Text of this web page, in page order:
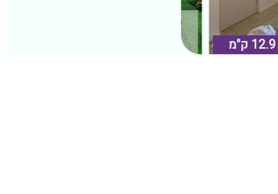
סוויטת לורד הרמיטאז
קלע אלון, רמת הגולן 12.9 ק"מ